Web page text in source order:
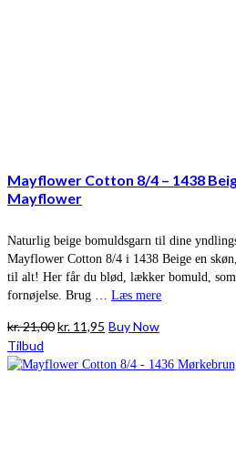
Mayflower Cotton 8/4 – 1438
Mayflower
Naturlig beige bomuldsgarn til dine
Mayflower Cotton 8/4 i 1438 Beige en
til alt! Her får du blød, lækker bomuld,
fornøjelse. Brug … Læs mere
kr.21,00Den
pris
kr. 11,95 Den
pris
Buy Now
Tilbud